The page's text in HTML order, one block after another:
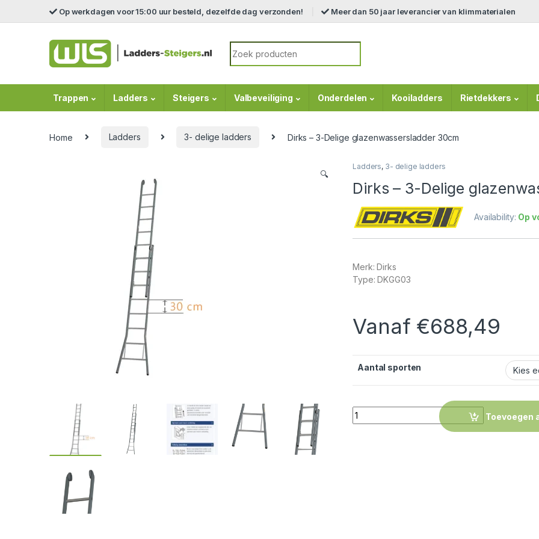
Skip to navigation
Skip to content Op werkdagen voor 15:00 uur besteld, dezelfde dag verzonden! Meer dan 50 jaar leverancier van klimmaterialen
Search for:
Trappen Ladders Steigers Valbeveiliging Onderdelen Kooiladders Rietdekkers
Home Ladders 3- delige ladders Dirks – 3-Delige glazenwassersladder 30cm
🔍
Ladders, 3- delige ladders
Dirks – 3-Delige
Availability: Op
Merk: Dirks
Type: DKGG03
Vanaf €688,49
Aantal sporten
Quantity
Toevoegen